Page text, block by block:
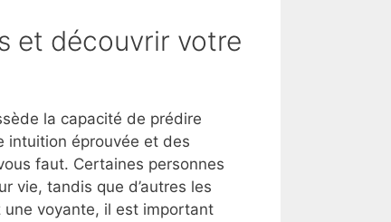
et découvrir votre
la capacité de prédire
intuition éprouvée et des
faut. Certaines personnes
vie, tandis que d’autres les
voyante, il est important